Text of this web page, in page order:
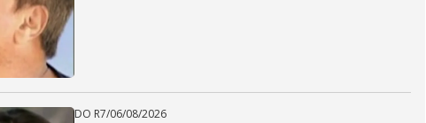
DO R7/06/08/2026